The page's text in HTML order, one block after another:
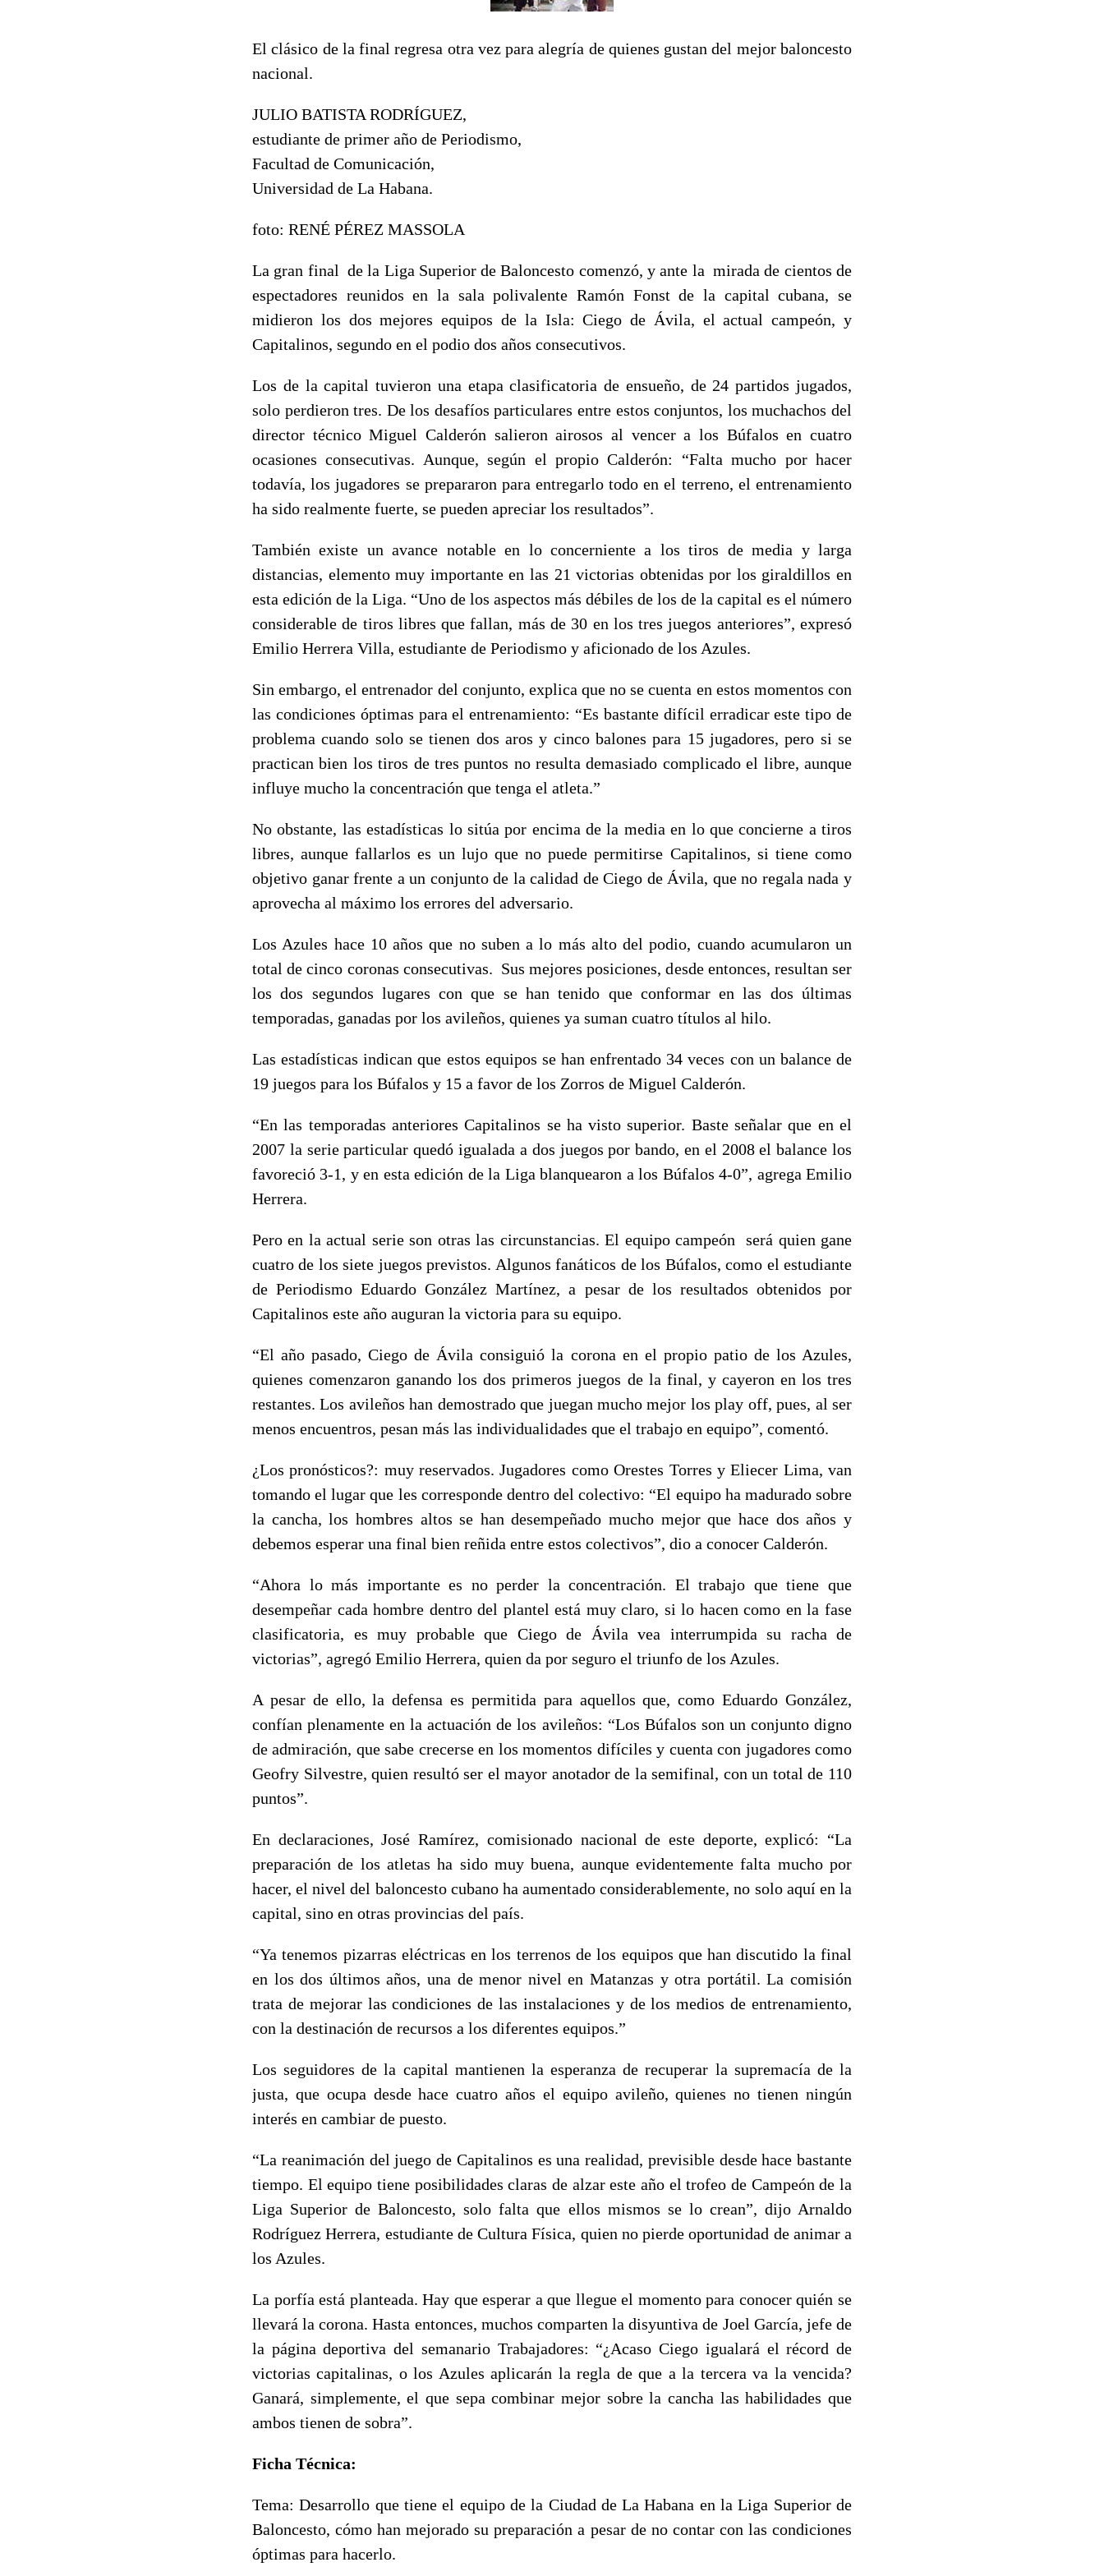
El clásico de la final regresa otra vez para alegría de quienes gustan del mejor baloncesto
nacional.
JULIO BATISTA RODRÍGUEZ,
estudiante de primer año de Periodismo,
Facultad de Comunicación,
Universidad de La Habana.
foto: RENÉ PÉREZ MASSOLA
La gran final de la Liga Superior de Baloncesto comenzó, y ante la mirada de cientos de
espectadores reunidos en la sala polivalente Ramón Fonst de la capital cubana, se
midieron los dos mejores equipos de la Isla: Ciego de Ávila, el actual campeón, y
Capitalinos, segundo en el podio dos años consecutivos.
Los de la capital tuvieron una etapa clasificatoria de ensueño, de 24 partidos jugados,
solo perdieron tres. De los desafíos particulares entre estos conjuntos, los muchachos del
director técnico Miguel Calderón salieron airosos al vencer a los Búfalos en cuatro
ocasiones consecutivas. Aunque, según el propio Calderón: “Falta mucho por hacer
todavía, los jugadores se prepararon para entregarlo todo en el terreno, el entrenamiento
ha sido realmente fuerte, se pueden apreciar los resultados”.
También existe un avance notable en lo concerniente a los tiros de media y larga
distancias, elemento muy importante en las 21 victorias obtenidas por los giraldillos en
esta edición de la Liga. “Uno de los aspectos más débiles de los de la capital es el número
considerable de tiros libres que fallan, más de 30 en los tres juegos anteriores”, expresó
Emilio Herrera Villa, estudiante de Periodismo y aficionado de los Azules.
Sin embargo, el entrenador del conjunto, explica que no se cuenta en estos momentos con
las condiciones óptimas para el entrenamiento: “Es bastante difícil erradicar este tipo de
problema cuando solo se tienen dos aros y cinco balones para 15 jugadores, pero si se
practican bien los tiros de tres puntos no resulta demasiado complicado el libre, aunque
influye mucho la concentración que tenga el atleta.”
No obstante, las estadísticas lo sitúa por encima de la media en lo que concierne a tiros
libres, aunque fallarlos es un lujo que no puede permitirse Capitalinos, si tiene como
objetivo ganar frente a un conjunto de la calidad de Ciego de Ávila, que no regala nada y
aprovecha al máximo los errores del adversario.
Los Azules hace 10 años que no suben a lo más alto del podio, cuando acumularon un
total de cinco coronas consecutivas. Sus mejores posiciones, desde entonces, resultan ser
los dos segundos lugares con que se han tenido que conformar en las dos últimas
temporadas, ganadas por los avileños, quienes ya suman cuatro títulos al hilo.
Las estadísticas indican que estos equipos se han enfrentado 34 veces con un balance de
19 juegos para los Búfalos y 15 a favor de los Zorros de Miguel Calderón.
“En las temporadas anteriores Capitalinos se ha visto superior. Baste señalar que en el
2007 la serie particular quedó igualada a dos juegos por bando, en el 2008 el balance los
favoreció 3-1, y en esta edición de la Liga blanquearon a los Búfalos 4-0”, agrega Emilio
Herrera.
Pero en la actual serie son otras las circunstancias. El equipo campeón será quien gane
cuatro de los siete juegos previstos. Algunos fanáticos de los Búfalos, como el estudiante
de Periodismo Eduardo González Martínez, a pesar de los resultados obtenidos por
Capitalinos este año auguran la victoria para su equipo.
“El año pasado, Ciego de Ávila consiguió la corona en el propio patio de los Azules,
quienes comenzaron ganando los dos primeros juegos de la final, y cayeron en los tres
restantes. Los avileños han demostrado que juegan mucho mejor los play off, pues, al ser
menos encuentros, pesan más las individualidades que el trabajo en equipo”, comentó.
¿Los pronósticos?: muy reservados. Jugadores como Orestes Torres y Eliecer Lima, van
tomando el lugar que les corresponde dentro del colectivo: “El equipo ha madurado sobre
la cancha, los hombres altos se han desempeñado mucho mejor que hace dos años y
debemos esperar una final bien reñida entre estos colectivos”, dio a conocer Calderón.
“Ahora lo más importante es no perder la concentración. El trabajo que tiene que
desempeñar cada hombre dentro del plantel está muy claro, si lo hacen como en la fase
clasificatoria, es muy probable que Ciego de Ávila vea interrumpida su racha de
victorias”, agregó Emilio Herrera, quien da por seguro el triunfo de los Azules.
A pesar de ello, la defensa es permitida para aquellos que, como Eduardo González,
confían plenamente en la actuación de los avileños: “Los Búfalos son un conjunto digno
de admiración, que sabe crecerse en los momentos difíciles y cuenta con jugadores como
Geofry Silvestre, quien resultó ser el mayor anotador de la semifinal, con un total de 110
puntos”.
En declaraciones, José Ramírez, comisionado nacional de este deporte, explicó: “La
preparación de los atletas ha sido muy buena, aunque evidentemente falta mucho por
hacer, el nivel del baloncesto cubano ha aumentado considerablemente, no solo aquí en la
capital, sino en otras provincias del país.
“Ya tenemos pizarras eléctricas en los terrenos de los equipos que han discutido la final
en los dos últimos años, una de menor nivel en Matanzas y otra portátil. La comisión
trata de mejorar las condiciones de las instalaciones y de los medios de entrenamiento,
con la destinación de recursos a los diferentes equipos.”
Los seguidores de la capital mantienen la esperanza de recuperar la supremacía de la
justa, que ocupa desde hace cuatro años el equipo avileño, quienes no tienen ningún
interés en cambiar de puesto.
“La reanimación del juego de Capitalinos es una realidad, previsible desde hace bastante
tiempo. El equipo tiene posibilidades claras de alzar este año el trofeo de Campeón de la
Liga Superior de Baloncesto, solo falta que ellos mismos se lo crean”, dijo Arnaldo
Rodríguez Herrera, estudiante de Cultura Física, quien no pierde oportunidad de animar a
los Azules.
La porfía está planteada. Hay que esperar a que llegue el momento para conocer quién se
llevará la corona. Hasta entonces, muchos comparten la disyuntiva de Joel García, jefe de
la página deportiva del semanario Trabajadores: “¿Acaso Ciego igualará el récord de
victorias capitalinas, o los Azules aplicarán la regla de que a la tercera va la vencida?
Ganará, simplemente, el que sepa combinar mejor sobre la cancha las habilidades que
ambos tienen de sobra”.
Ficha Técnica:
Tema: Desarrollo que tiene el equipo de la Ciudad de La Habana en la Liga Superior de
Baloncesto, cómo han mejorado su preparación a pesar de no contar con las condiciones
óptimas para hacerlo.